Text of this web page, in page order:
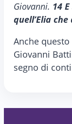
Giovanni. 14
quell’Elia
Anche
Giovanni
segno di